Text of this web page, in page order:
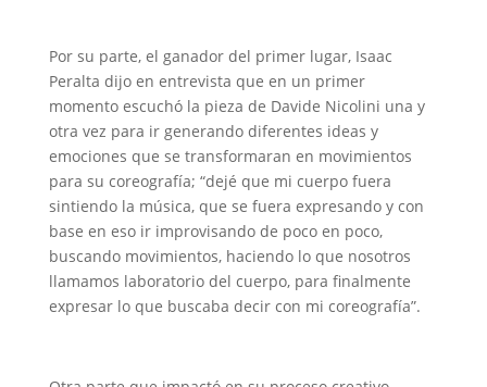
Por su parte, el ganador del primer lugar, Isaac
Peralta dijo en entrevista que en un primer
momento escuchó la pieza de Davide Nicolini una y
otra vez para ir generando diferentes ideas y
emociones que se transformaran en movimientos
para su coreografía; “dejé que mi cuerpo fuera
sintiendo la música, que se fuera expresando y con
base en eso ir improvisando de poco en poco,
buscando movimientos, haciendo lo que nosotros
llamamos laboratorio del cuerpo, para finalmente
expresar lo que buscaba decir con mi coreografía”.